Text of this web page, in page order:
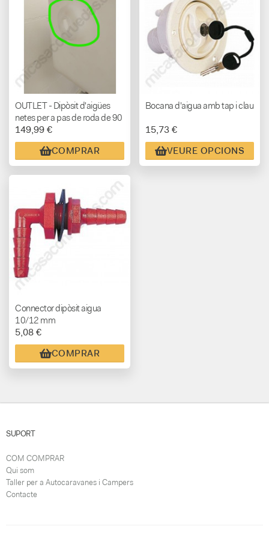
OUTLET - Dipòsit d'aigües
netes per a pas de roda de 90
L.
149,99 €
COMPRAR
Bocana d'aigua amb tap i clau
15,73 €
VEURE OPCIONS
Connector dipòsit aigua
10/12 mm
5,08 €
COMPRAR
SUPORT
COM COMPRAR
Qui som
Taller per a Autocaravanes i Campers
Contacte